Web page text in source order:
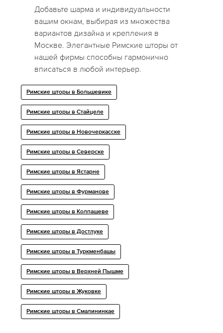
Добавьте шарма и индивидуальности
вашим окнам, выбирая из множества
вариантов дизайна и крепления в
Москве. Элегантные Римские шторы от
нашей фирмы способны гармонично
вписаться в любой интерьер.
Римские шторы в Большевике
Римские шторы в Стайцеле
Римские шторы в Новочеркасске
Римские шторы в Северске
Римские шторы в Ястарне
Римские шторы в Фурманове
Римские шторы в Колпашеве
Римские шторы в Достлуке
Римские шторы в Туркменбашы
Римские шторы в Верхней Пышме
Римские шторы в Жуковке
Римские шторы в Смалининкае